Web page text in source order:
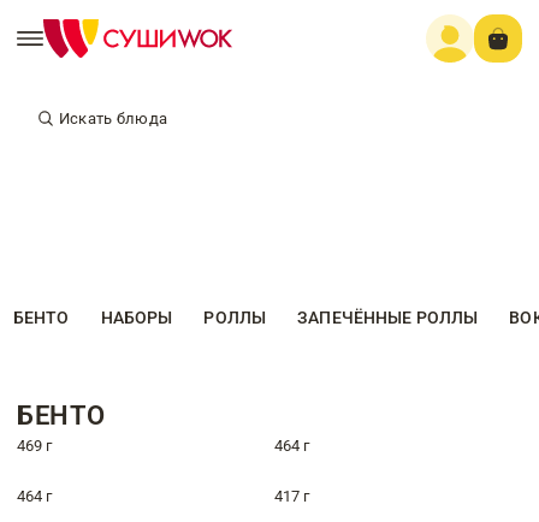
Искать блюда
БЕНТО НАБОРЫ РОЛЛЫ ЗАПЕЧЁННЫЕ РОЛЛЫ
БЕНТО
469 г 464 г
464 г 417 г